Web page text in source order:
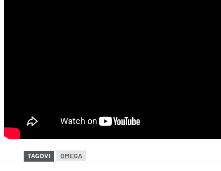
TAGOVI OMEGA